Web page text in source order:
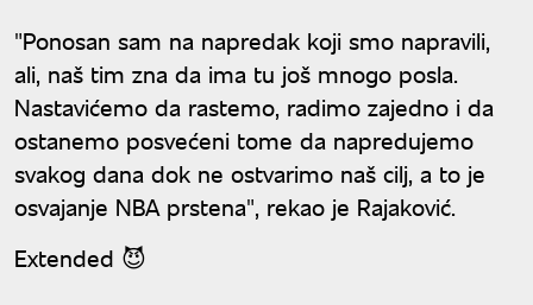
"Ponosan sam na napredak koji smo napravili,
ali, naš tim zna da ima tu još mnogo posla.
Nastavićemo da rastemo, radimo zajedno i da
ostanemo posvećeni tome da napredujemo
svakog dana dok ne ostvarimo naš cilj, a to je
osvajanje NBA prstena", rekao je Rajaković.
Extended 😈